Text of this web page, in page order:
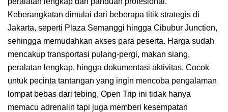
Keberangkatan dimulai dari beberapa titik strategis di
Jakarta, seperti Plaza Semanggi hingga Cibubur Junction,
sehingga memudahkan akses para peserta. Harga sudah
mencakup transportasi pulang-pergi, makan siang,
peralatan lengkap, hingga dokumentasi aktivitas. Cocok
untuk pecinta tantangan yang ingin mencoba pengalaman
lompat bebas dari tebing, Open Trip ini tidak hanya
memacu adrenalin tapi juga memberi kesempatan